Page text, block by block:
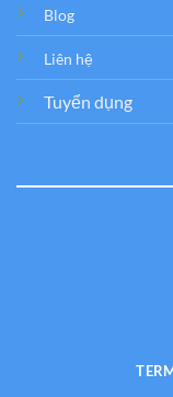
Blog
Liên hệ
Tuyển dụng